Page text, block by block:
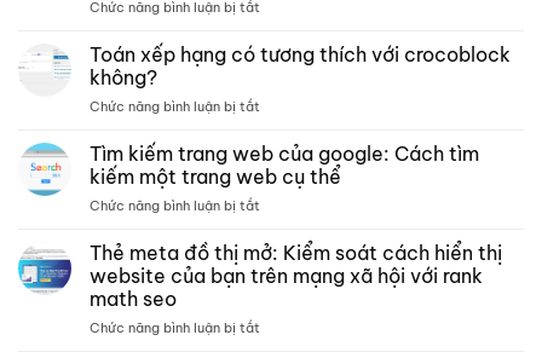
Chức năng bình luận bị tắt
trang
các
bài
tích
nội
Toán xếp hạng có tương thích với crocoblock
không?
Chức năng bình luận bị tắt
xếp
hạng
có
với
crocoblock
Tìm kiếm trang web của google: Cách tìm
kiếm một trang web cụ thể
Chức năng bình luận bị tắt
kiếm
trang
web
Thẻ meta đồ thị mở: Kiểm soát cách hiển thị
website của bạn trên mạng xã hội với rank
math seo
Chức năng bình luận bị tắt